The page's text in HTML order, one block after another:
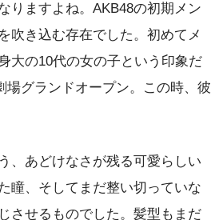
りますよね。AKB48の初期メン
吹き込む存在でした。初めてメ
大の10代の女の子という印象だ
場グランドオープン。この時、彼
、あどけなさが残る可愛らしい
瞳、そしてまだ整い切っていな
させるものでした。髪型もまだ